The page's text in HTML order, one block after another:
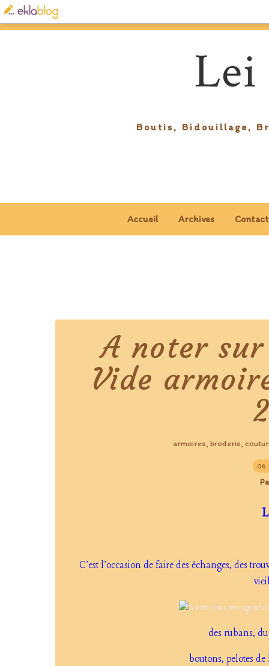
Lei
Boutis, Bidouillage,
Accueil Archives Contact
A noter
Vide
armoires, broderie,
C'est l'occasion de faire des échanges, des
des rubans,
boutons, pelotes